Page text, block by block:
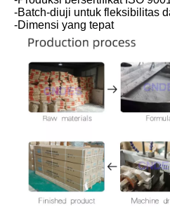
-Batch-diuji untuk fleksibilitas
-Dimensi yang tepat